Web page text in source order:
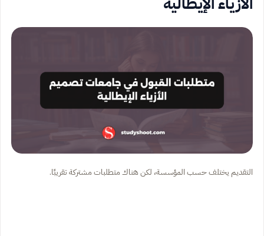
التقديم يختلف حسب المؤسسة، لكن هناك متطلبات مشتركة تقريبًا.